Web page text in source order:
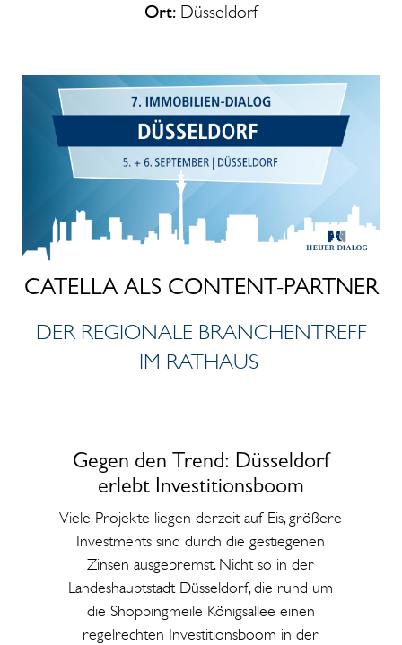
Ort:Düsseldorf
CATELLA ALS CONTENT-PARTNER
DER REGIONALE BRANCHENTREFF
IM RATHAUS
Gegen den Trend: Düsseldorf
erlebt Investitionsboom
Viele Projekte liegen derzeit auf Eis, größere
Investments sind durch die gestiegenen
Zinsen ausgebremst. Nicht so in der
Landeshauptstadt Düsseldorf, die rund um
die Shoppingmeile Königsallee einen
regelrechten Investitionsboom in der